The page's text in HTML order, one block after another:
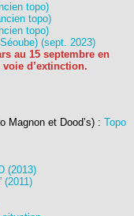
topo)
topo)
topo)
) (sept. 2023)
au 15 septembre en
d’extinction.
Magnon et Dood’s) : Topo
(2013)
(2011)